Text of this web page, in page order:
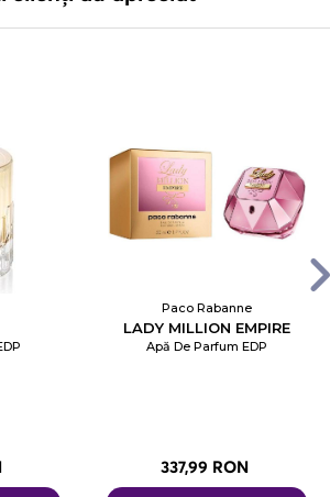
Paco Rabanne
LADY MILLION EMPIRE
Apă De Parfum EDP
337,99 RON